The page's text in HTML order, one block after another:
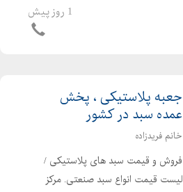
مستقیم سبد صنعتی بزرگ با مناسب
1 روز پیش
جعبه پلاستیکی ، پخش
عمده سبد در کشور
خانم فریدزاده
فروش و قیمت سبد های پلاستیکی /
لیست قیمت انواع سبد صنعتی. مرکز